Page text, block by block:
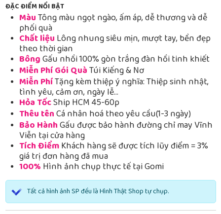
ĐẶC ĐIỂM NỔI BẬT
MàuTông màu ngọt ngào, ấm áp, dễ thương và dễ
phối quà
Chất liệu Lông nhung siêu mịn, mượt tay, bền đẹp
theo thời gian
BôngGấu nhồi 100% gòn trắng đàn hồi tinh khiết
Miễn Phí Gói QuàTúi Kiếng & Nơ
Miễn PhíTặng kèm thiệp ý nghĩa: Thiệp sinh nhật,
tình yêu, cảm ơn, ngày lễ…
Hỏa TốcShip HCM 45-60p
Thêu tênCá nhân hoá theo yêu cầu(1-3 ngày)
Bảo HànhGấu được bảo hành đường chỉ may Vĩnh
Viễn tại cửa hàng
Tích ĐiểmKhách hàng sẽ được tích lũy điểm = 3%
giá trị đơn hàng đã mua
100% Hình ảnh chụp thực tế tại Gomi
Tất cả hình ảnh SP đều là Hình Thật Shop tự chụp.